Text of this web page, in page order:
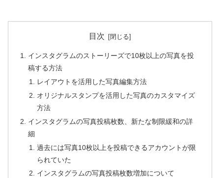
目次
インスタグラムのストーリーズで10枚以上の写真を投
稿する方法
レイアウトを活用した写真編集方法
オリジナルスタンプを活用した写真のカスタマイズ
方法
インスタグラムの写真投稿枚数、新たな制限緩和の詳
細
過去には写真10枚以上を投稿できるアカウントが限
られていた
インスタグラムの写真投稿枚数増加について